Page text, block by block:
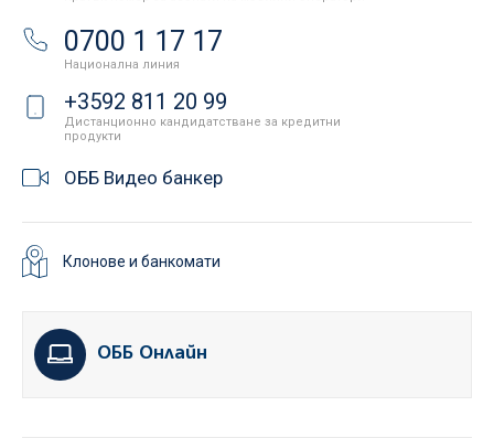
0700 1 17 17
Национална линия
+3592 811 20 99
Дистанционно кандидатстване за кредитни
продукти
ОББ Видео банкер
Клонове и банкомати
ОББ Онлайн